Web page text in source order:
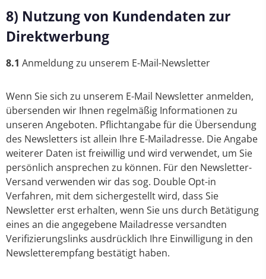
8) Nutzung von Kundendaten zur
Direktwerbung
8.1 Anmeldung zu unserem E-Mail-Newsletter
Wenn Sie sich zu unserem E-Mail Newsletter anmelden,
übersenden wir Ihnen regelmäßig Informationen zu
unseren Angeboten. Pflichtangabe für die Übersendung
des Newsletters ist allein Ihre E-Mailadresse. Die Angabe
weiterer Daten ist freiwillig und wird verwendet, um Sie
persönlich ansprechen zu können. Für den Newsletter-
Versand verwenden wir das sog. Double Opt-in
Verfahren, mit dem sichergestellt wird, dass Sie
Newsletter erst erhalten, wenn Sie uns durch Betätigung
eines an die angegebene Mailadresse versandten
Verifizierungslinks ausdrücklich Ihre Einwilligung in den
Newsletterempfang bestätigt haben.